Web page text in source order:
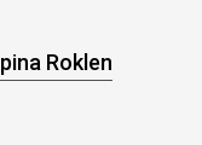
Roklen